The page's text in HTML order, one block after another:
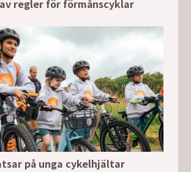
regler för förmånscyklar
på unga cykelhjältar